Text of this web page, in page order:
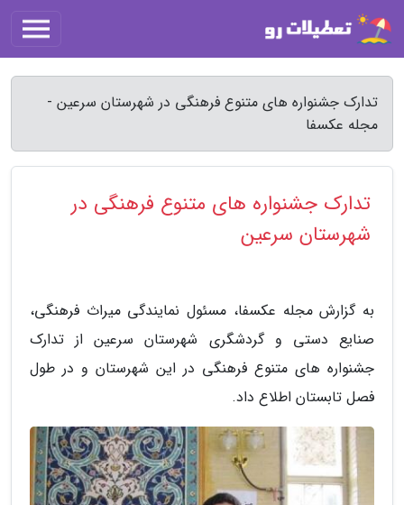
تدارک جشنواره های متنوع فرهنگی در شهرستان سرعین -
مجله عکسفا
تدارک جشنواره های متنوع فرهنگی در
شهرستان سرعین
به گزارش مجله عکسفا، مسئول نمایندگی میراث فرهنگی،
صنایع دستی و گردشگری شهرستان سرعین از تدارک
جشنواره های متنوع فرهنگی در این شهرستان و در طول
فصل تابستان اطلاع داد.